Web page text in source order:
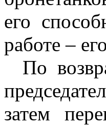
его
работе –
По
затем